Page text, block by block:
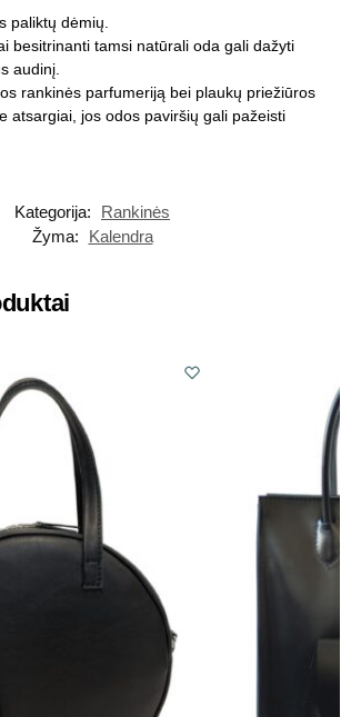
paliktų dėmių.
besitrinanti tamsi natūrali oda gali dažyti
audinį.
rankinės parfumeriją bei plaukų priežiūros
atsargiai, jos odos paviršių gali pažeisti
Kategorija:
Rankinės
Žyma:
Kalendra